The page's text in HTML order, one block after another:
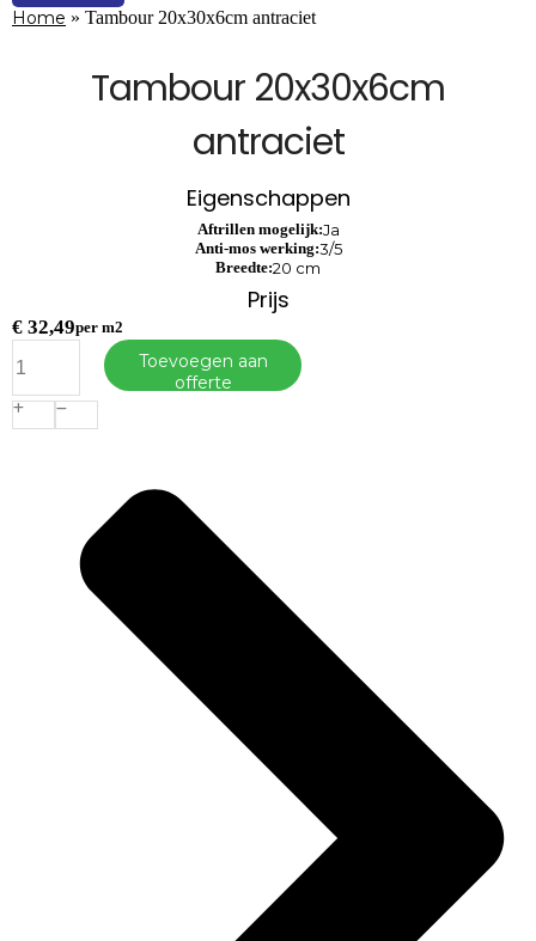
Home » Tambour 20x30x6cm antraciet
Tambour 20x30x6cm
antraciet
Eigenschappen
Aftrillen mogelijk:Ja
Anti-mos werking:3/5
Breedte:20 cm
Prijs
€ 32,49per m2
20x30x6cm
antraciet
aantal
Toevoegen aan
offerte